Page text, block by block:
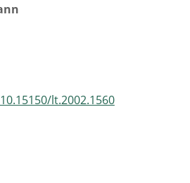
lt.2002.1560